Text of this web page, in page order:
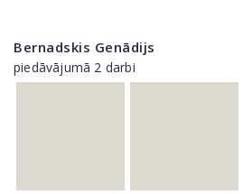
Bernadskis Genādijs
piedāvājumā 2 darbi